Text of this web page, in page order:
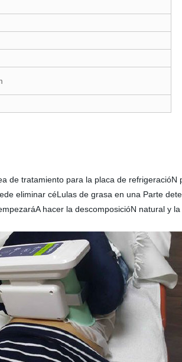
de tratamiento para la placa de
eliminar céLulas de grasa en una Parte
hacer la descomposicióN natural y